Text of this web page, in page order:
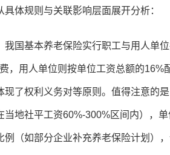
体规则与关联影响层面展开分析：
我国基本养老保险实行职工与用人单
，用人单位则按单位工资总额的
现了权利义务对等原则。值得注意的
当地社平工资60%-300%区间内），
例（如部分企业补充养老保险计划）